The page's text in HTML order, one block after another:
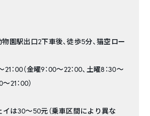
物園駅出口2下車後、徒歩5分、猫空ロー
21：00（金曜9：00～22：00、土曜8：30～
21：00）
イは30～50元（乗車区間により異な